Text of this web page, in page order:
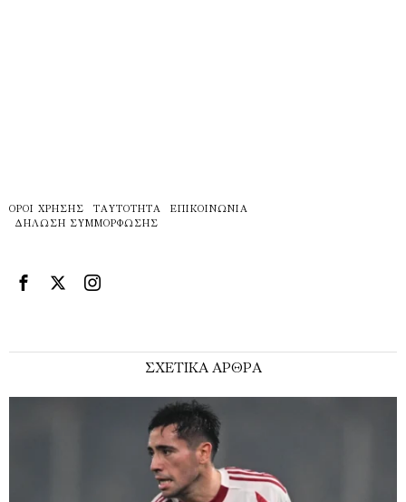
ΌΡΟΙ ΧΡΉΣΗΣ ΤΑΥΤΌΤΗΤΑ
ΕΠΙΚΟΙΝΩΝΊΑ
ΔΉΛΩΣΗ ΣΥΜΜΌΡΦΩΣΗΣ
ΣΧΕΤΙΚΑ ΑΡΘΡΑ